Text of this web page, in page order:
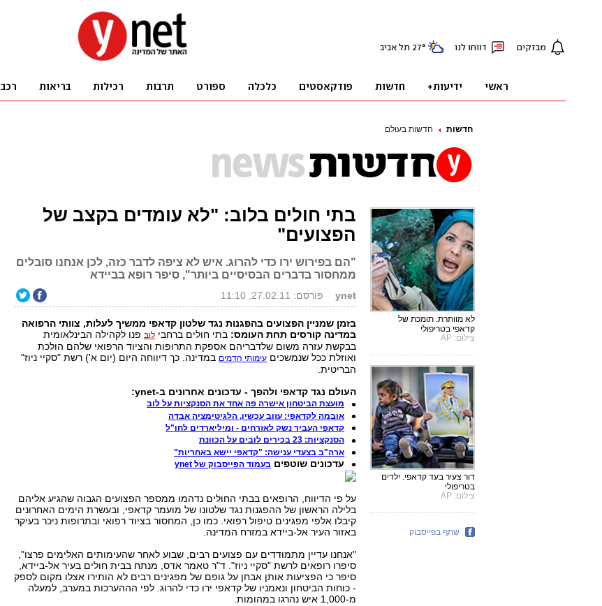
חדשות חדשות בעולם
בתי חולים בלוב: "לא עומדים בקצב של
הפצועים"
"הם בפירוש ירו כדי להרוג. איש לא ציפה לדבר כזה, לכן אנחנו סובלים
ממחסור בדברים הבסיסיים ביותר", סיפר רופא בביידא
ynet פורסם: 27.02.11, 11:10
בזמן שמניין הפצועים בהפגנות נגד שלטון קדאפי ממשיך לעלות, צוותי הרפואה
במדינה קורסים תחת העומס: בתי חולים ברחבי לובפנו לקהילה הבינלאומית
בבקשת עזרה משום שלדבריהם אספקת התרופות והציוד הרפואי שלהם הולכת
ואוזלת ככל שנמשכים עימותי הדמים במדינה. כך דיווחה היום (יום א') רשת "סקיי ניוז"
הבריטית.
העולם נגד קדאפי ולהפך - עדכונים אחרונים ב-ynet:
מועצת הביטחון אישרה פה אחד את הסנקציות על לוב
אובמה לקדאפי: עזוב עכשיו, הלגיטימציה אבדה
קדאפי העביר נשק לאזרחים - ומיליארדים לחו"ל
הסנקציות: 23 בכירים לובים על הכוונת
ארה"ב בצעדי ענישה: "קדאפי יישא באחריות"
עדכונים שוטפים בעמוד הפייסבוק של ynet
על פי הדיווח, הרופאים בבתי החולים נדהמו ממספר הפצועים הגבוה שהגיע אליהם
בלילה הראשון של ההפגנות נגד שלטונו של מועמר קדאפי, ובעשרת הימים האחרונים
קיבלו אלפי מפגינים טיפול רפואי. כמו כן, המחסור בציוד רפואי ובתרופות ניכר בעיקר
באזור העיר אל-ביידא במזרח המדינה.
"אנחנו עדיין מתמודדים עם פצועים רבים, שבוע לאחר שהעימותים האלימים פרצו",
סיפרו רופאים לרשת "סקיי ניוז". ד"ר טאמר אדס, מנתח בבית חולים בעיר אל-ביידא,
סיפר כי הפציעות אותן אבחן על גופם של מפגינים רבים לא הותירו אצלו מקום לספק
- כוחות הביטחון ונאמניו של קדאפי ירו כדי להרוג. לפי הההערכות במערב, למעלה
מ-1,000 איש נהרגו במהומות.
לא מוותרת. תומכת של
קדאפי בטריפולי
צילום: AP
דור צעיר בעד קדאפי. ילדים
בטריפולי
צילום: AP
שתף בפייסבוק